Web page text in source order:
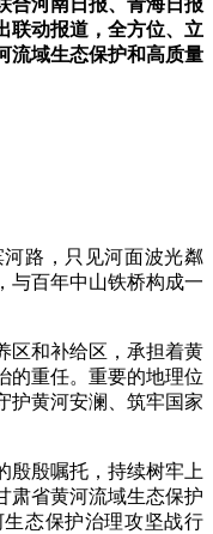
河南日报、青海日报
联动报道，全方位、立
流域生态保护和高质量
路，只见河面波光粼
与百年中山铁桥构成一
和补给区，承担着黄
的重任。重要的地理位
护黄河安澜、筑牢国家
殷嘱托，持续树牢上
肃省黄河流域生态保护
态保护治理攻坚战行